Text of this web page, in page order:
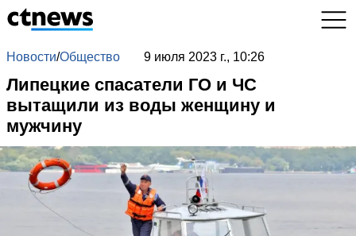
Новости/Общество 9 июля 2023 г., 10:26
Липецкие спасатели ГО и ЧС
вытащили из воды женщину и
мужчину